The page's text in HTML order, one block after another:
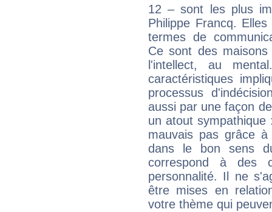
12 – sont les plus
Philippe Francq.
termes de
Ce sont des
l'intellect, au
caractéristiques
processus
aussi par une façon
un atout
mauvais pas grâce
dans le bon sens
correspond à des
personnalité. Il ne
être mises en
votre thème qui